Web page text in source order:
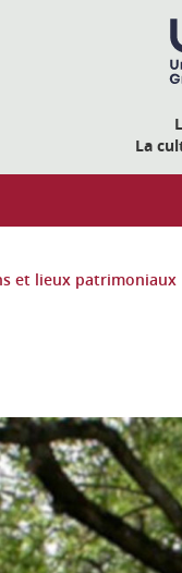
La
et lieux patrimoniaux